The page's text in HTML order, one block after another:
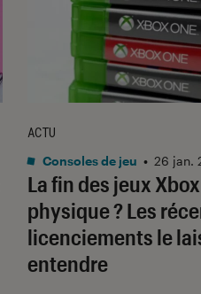
La fin des jeux
physique ? Les
licenciements le
entendre
ACTU
Consoles de jeu • 26 jan.